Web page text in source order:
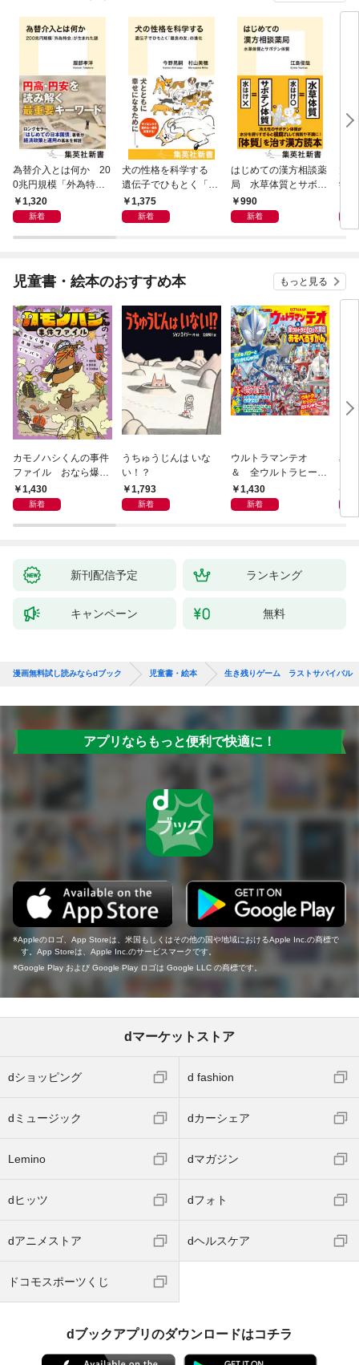
為替介入とは何か 20
0兆円規模「外為特
会」が生まれた謎
1,320
新着
犬の性格を科学する
遺伝子でひもとく「最
良の友」の進化
1,375
新着
はじめての漢方相談薬
局 水草体質とサボテ
ン体質
990
新着
学
児童書・絵本のおすすめ本 もっと見る
カモノハシくんの事件
ファイル おなら爆
弾！ 危機イッパツ編
1,430
新着
うちゅうじんは いな
い！？
1,793
新着
ウルトラマンテオ
＆ 全ウルトラヒーロ
ー大集合 あそべるず
かん
1,430
新着
星
新刊配信予定 ランキング
キャンペーン 無料
漫画無料試し読みならdブック 児童書・絵本 生き残りゲーム ラストサバイバル
アプリならもっと便利で快適に！
Appleのロゴ、App Storeは、米国もしくはその他の国や地域におけるApple Inc.の商標で
す。App Storeは、Apple Inc.のサービスマークです。
Google Play および Google Play ロゴは Google LLC の商標です。
dマーケットストア
dショッピング d fashion
dミュージック dカーシェア
Lemino dマガジン
dヒッツ dフォト
dアニメストア dヘルスケア
ドコモスポーツくじ
dブックアプリのダウンロードはコチラ